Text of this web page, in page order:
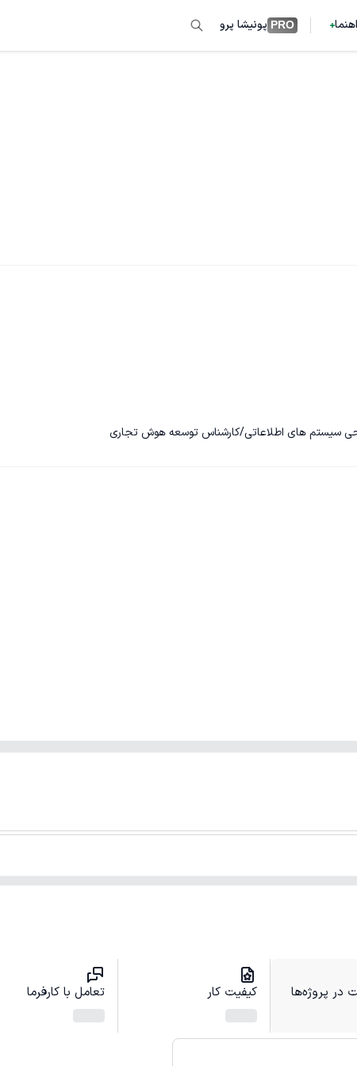
PRO پونیشا پرو
سیستم های اطلاعاتی/کارشناس توسعه هوش تجاری
در پروژه‌ها کیفیت کار تعامل با کارفرما